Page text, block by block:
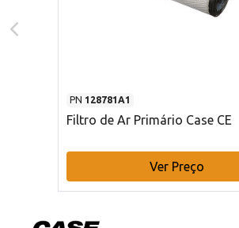
PN 128781A1
Filtro de Ar Primário Case CE
Ver Preço